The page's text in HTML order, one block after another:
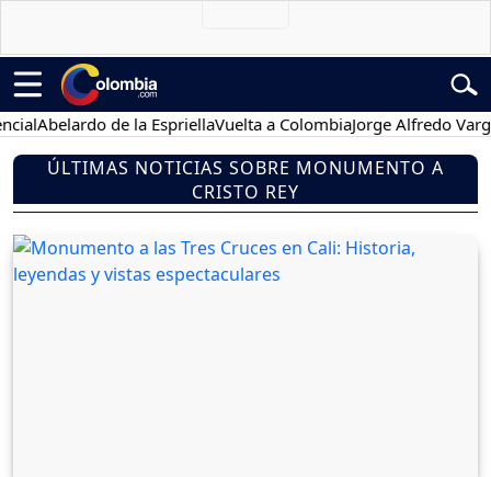
Abelardo de la EspriellaVuelta a ColombiaJorge Alfredo
ÚLTIMAS NOTICIAS SOBRE MONUMENTO A
CRISTO REY